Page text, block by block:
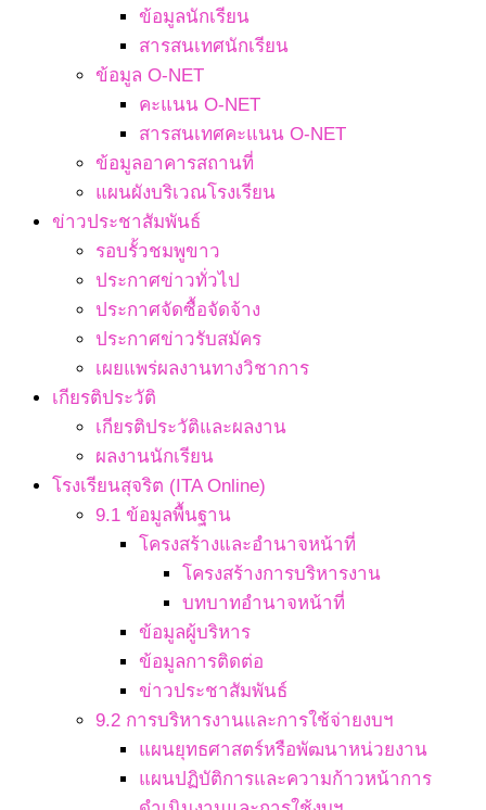
ข้อมูลนักเรียน
สารสนเทศนักเรียน
ข้อมูล O-NET
คะแนน O-NET
สารสนเทศคะแนน O-NET
ข้อมูลอาคารสถานที่
แผนผังบริเวณโรงเรียน
ข่าวประชาสัมพันธ์
รอบรั้วชมพูขาว
ประกาศข่าวทั่วไป
ประกาศจัดซื้อจัดจ้าง
ประกาศข่าวรับสมัคร
เผยแพร่ผลงานทางวิชาการ
เกียรติประวัติ
เกียรติประวัติและผลงาน
ผลงานนักเรียน
โรงเรียนสุจริต (ITA Online)
9.1 ข้อมูลพื้นฐาน
โครงสร้างและอำนาจหน้าที่
โครงสร้างการบริหารงาน
บทบาทอำนาจหน้าที่
ข้อมูลผู้บริหาร
ข้อมูลการติดต่อ
ข่าวประชาสัมพันธ์
9.2 การบริหารงานและการใช้จ่ายงบฯ
แผนยุทธศาสตร์หรือพัฒนาหน่วยงาน
แผนปฏิบัติการและความก้าวหน้าการ